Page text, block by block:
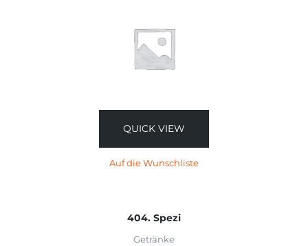
QUICK VIEW
Auf die Wunschliste
404. Spezi
Getränke